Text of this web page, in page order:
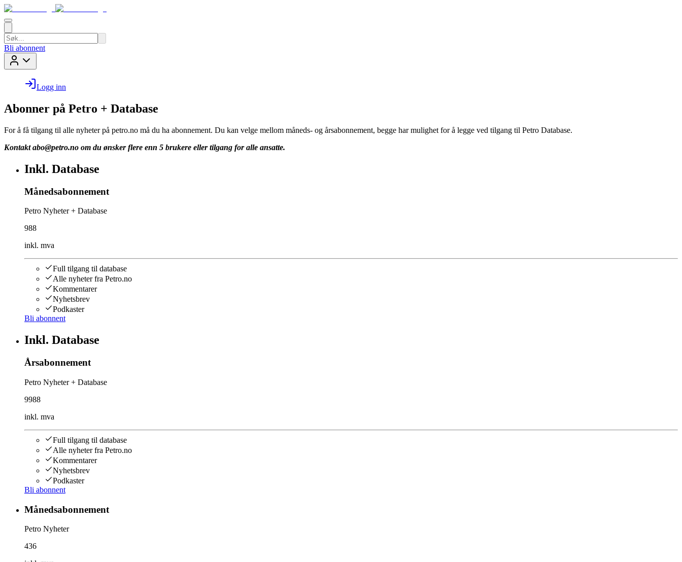
Bli abonnent
Logg inn
Abonner på Petro + Database
For å få tilgang til alle nyheter på petro.no må du ha abonnement. Du kan velge mellom måneds- og årsabonnement, begge har mulighet for å legge ved tilgang til Petro Database.
Kontakt abo@petro.no om du ønsker flere enn 5 brukere eller tilgang for alle ansatte.
Inkl. Database
Månedsabonnement
Petro Nyheter + Database
988
inkl. mva
Full tilgang til database
Alle nyheter fra Petro.no
Kommentarer
Nyhetsbrev
Podkaster
Bli abonnent
Inkl. Database
Årsabonnement
Petro Nyheter + Database
9988
inkl. mva
Full tilgang til database
Alle nyheter fra Petro.no
Kommentarer
Nyhetsbrev
Podkaster
Bli abonnent
Månedsabonnement
Petro Nyheter
436